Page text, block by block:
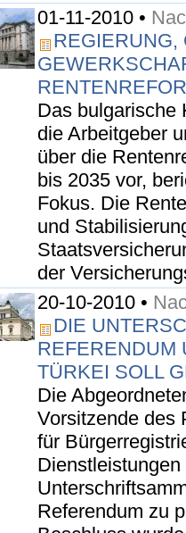
01-11-2010 •
REGIERUNG,
Das bulgarische
die Arbeitgeber
über die
bis 2035 vor,
Fokus. Die
und
der
20-10-2010 •
DIE
REFERENDUM
TÜRKEI SOLL
Die
Vorsitzende des
für
Referendum zu